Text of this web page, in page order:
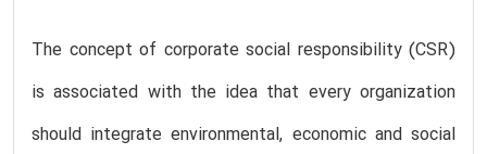
The concept of corporate social responsibility (CSR)
is associated with the idea that every organization
should integrate environmental, economic and social